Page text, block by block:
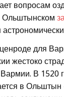
вопросам
Ольштынском
для
жестоко
В
в